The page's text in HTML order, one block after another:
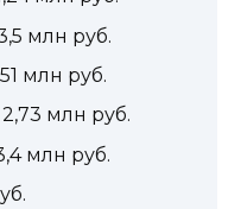
млн руб.
млн руб.
млн руб.
млн руб.